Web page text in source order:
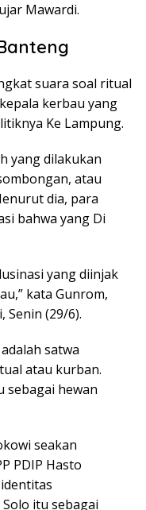
Mawardi.
suara soal ritual
kerbau yang
Ke Lampung.
yang dilakukan
atau
dia, para
bahwa yang Di
yang diinjak
kata Gunrom,
Senin (29/6).
satwa
atau kurban.
sebagai hewan
seakan
PDIP Hasto
itu sebagai